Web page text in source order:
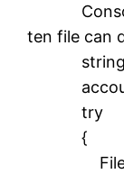
ten file can
string
try
{